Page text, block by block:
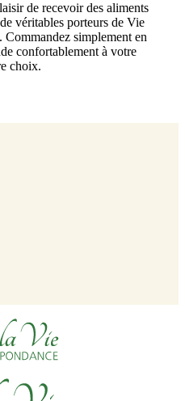
de recevoir des aliments
véritables porteurs de Vie
simplement en
confortablement à votre
choix.